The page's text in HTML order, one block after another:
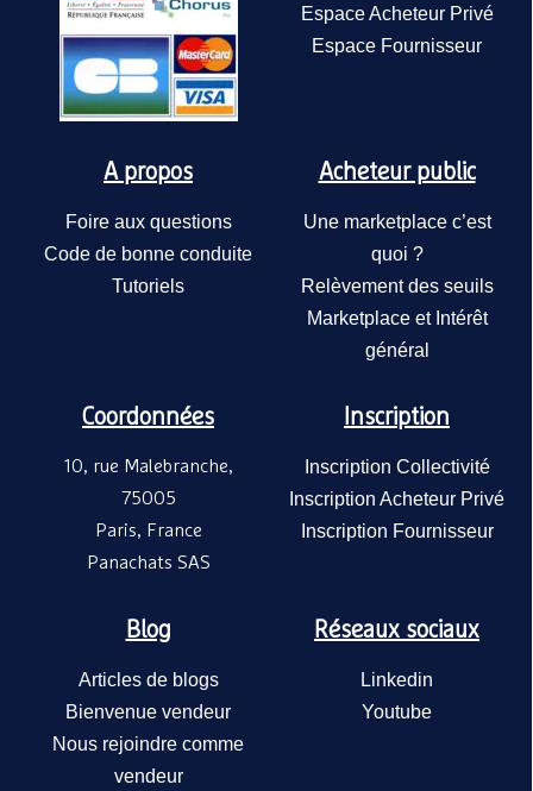
Espace Acheteur Privé
Espace Fournisseur
A propos
Foire aux questions
Code de bonne conduite
Tutoriels
Acheteur public
Une marketplace c’est
quoi ?
Relèvement des seuils
Marketplace et Intérêt
général
Coordonnées
10, rue Malebranche,
75005
Paris, France
Panachats SAS
Inscription
Inscription Collectivité
Inscription Acheteur Privé
Inscription Fournisseur
Blog
Articles de blogs
Bienvenue vendeur
Nous rejoindre comme
vendeur
Réseaux sociaux
Linkedin
Youtube